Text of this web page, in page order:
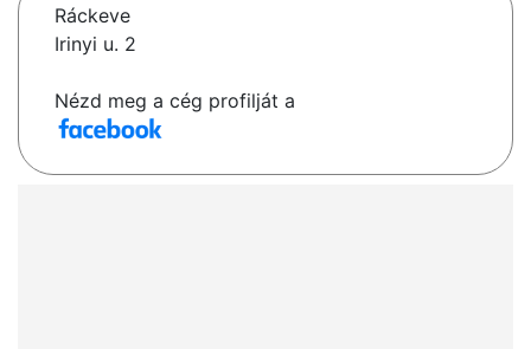
Ráckeve
Irinyi u. 2
Nézd meg a cég profilját a